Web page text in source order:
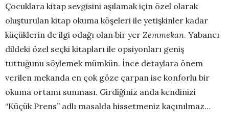
Çocuklara kitap sevgisini aşılamak için özel olarak
oluşturulan kitap okuma köşeleri ile yetişkinler kadar
küçüklerin de ilgi odağı olan bir yer Zemmekan. Yabancı
dildeki özel seçki kitapları ile opsiyonları geniş
tuttuğunu söylemek mümkün. İnce detaylara önem
verilen mekanda en çok göze çarpan ise konforlu bir
okuma ortamı sunması. Girdiğiniz anda kendinizi
“Küçük Prens” adlı masalda hissetmeniz kaçınılmaz…